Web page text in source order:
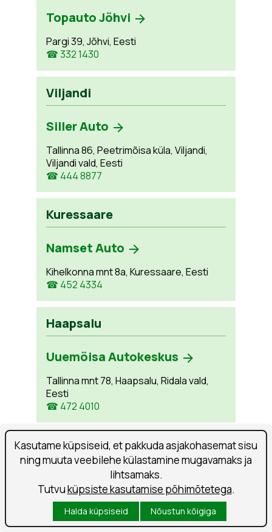
Topauto Jõhvi
Pargi 39, Jõhvi, Eesti
☎ 332 1430
Viljandi
Siller Auto
Tallinna 86, Peetrimõisa küla, Viljandi,
Viljandi vald, Eesti
☎ 444 8877
Kuressaare
Namset Auto
Kihelkonna mnt 8a, Kuressaare, Eesti
☎ 452 4334
Haapsalu
Uuemõisa Autokeskus
Tallinna mnt 78, Haapsalu, Ridala vald,
Eesti
☎ 472 4010
Narva
Albion Motors
Kerese 40g, Narva, Eesti
☎ 356 9333
Kasutame küpsiseid, et pakkuda asjakohasemat sisu
ning muuta veebilehe külastamine mugavamaks ja
lihtsamaks.
Tutvuküpsiste kasutamise põhimõtetega.
Halda küpsiseid Nõustun kõigiga